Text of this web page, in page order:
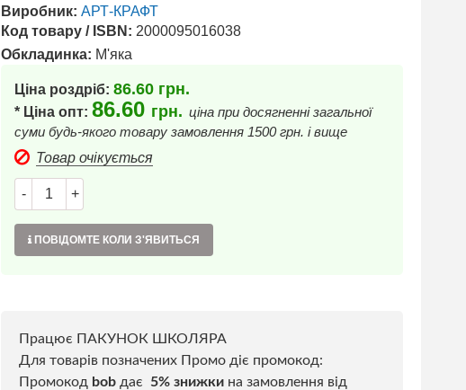
Виробник: АРТ-КРАФТ
Код товару / ISBN: 2000095016038
Обкладинка: М'яка
Ціна роздріб: 86.60 грн.
* Ціна опт: 86.60 грн. ціна при досягненні загальної
суми будь-якого товару замовлення 1500 грн. і вище
Товар очікується
- +
ПОВІДОМТЕ КОЛИ З'ЯВИТЬСЯ
Працює ПАКУНОК ШКОЛЯРА
Для товарів позначених Промо діє промокод:
Промокод bob дає 5% знижки на замовлення від